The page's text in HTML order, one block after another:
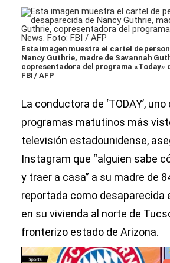
Esta imagen muestra el cartel de
Nancy Guthrie, madre de Savannah
copresentadora del programa «Today»
FBI / AFP
La conductora de ‘TODAY’, uno
programas matutinos más
televisión estadounidense,
Instagram que “alguien sabe
y traer a casa” a su madre de
reportada como desaparecida
en su vivienda al norte de
fronterizo estado de Arizona.